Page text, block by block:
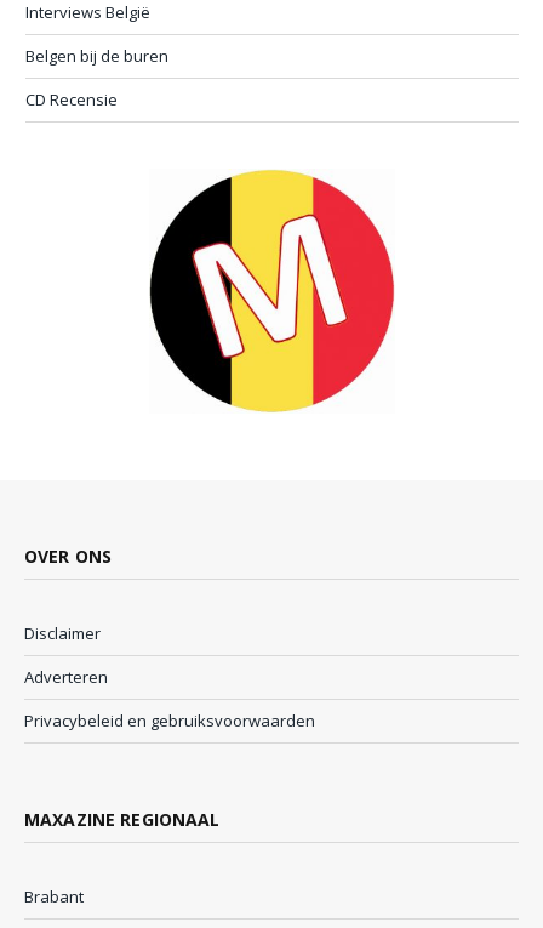
Interviews België
Belgen bij de buren
CD Recensie
OVER ONS
Disclaimer
Adverteren
Privacybeleid en gebruiksvoorwaarden
MAXAZINE REGIONAAL
Brabant